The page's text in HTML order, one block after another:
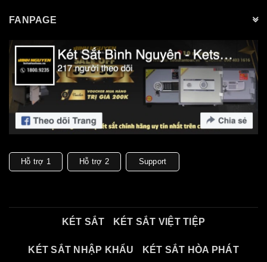
FANPAGE
Hỗ trợ 1 Hỗ trợ 2 Support
KÉT SẮT KÉT SẮT VIỆT TIỆP
KÉT SẮT NHẬP KHẨU KÉT SẮT HÒA PHÁT